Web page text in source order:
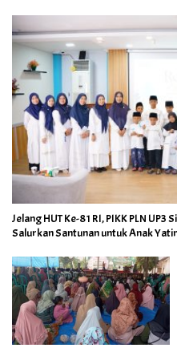
Jelang HUT Ke-81 RI, PIKK PLN
Salurkan Santunan untuk Anak